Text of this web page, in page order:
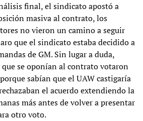
final, el sindicato apostó a
masiva al contrato, los
no vieron un camino a seguir
que el sindicato estaba decidido a
de GM. Sin lugar a duda,
se oponían al contrato votaron
sabían que el UAW castigaría
el acuerdo extendiendo la
más antes de volver a presentar
otro voto.